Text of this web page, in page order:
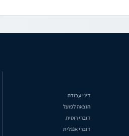
דיני עבודה
הוצאה לפועל
דוברי רוסית
דוברי אנגלית